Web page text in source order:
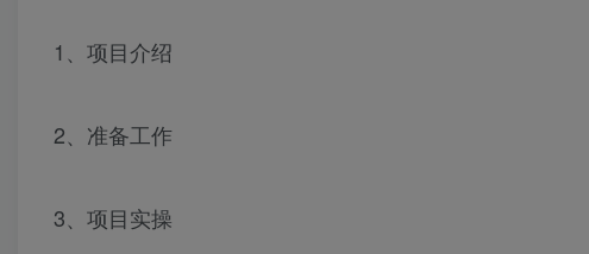
1、项目介绍
2、准备工作
3、项目实操